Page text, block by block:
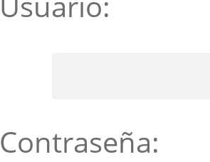
Contraseña: